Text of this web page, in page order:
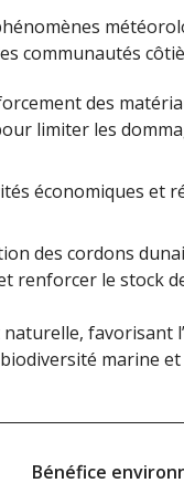
communautés
des
limiter les
économiques et
des cordons
renforcer le stock
favorisant
marine
Bénéfice